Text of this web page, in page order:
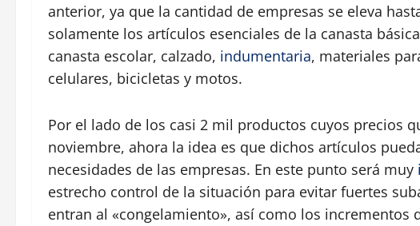
anterior, ya que la cantidad de empresas se eleva
solamente los artículos esenciales de la canasta
canasta escolar, calzado, indumentaria, materiales
celulares, bicicletas y motos.
Por el lado de los casi 2 mil productos cuyos precios
noviembre, ahora la idea es que dichos artículos
necesidades de las empresas. En este punto será muy
estrecho control de la situación para evitar fuertes
entran al «congelamiento», así como los incrementos